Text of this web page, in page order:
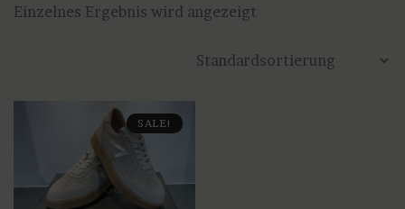
Einzelnes Ergebnis wird angezeigt
SALE!